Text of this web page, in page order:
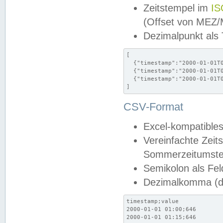
Zeitstempel im
(Offset von MEZ/
Dezimalpunkt als
[
{"timestamp":"2000-01-
{"timestamp":"2000-01-
{"timestamp":"2000-01-
]
CSV-Format
Excel-
Vereinfachte
Semikolon als
Dezimalkomma
timestamp;value
2000-01-01 01:00;646
2000-01-01 01:15;646